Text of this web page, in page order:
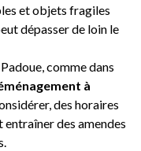
et objets fragiles
dépasser de loin le
comme dans
à
des horaires
des amendes